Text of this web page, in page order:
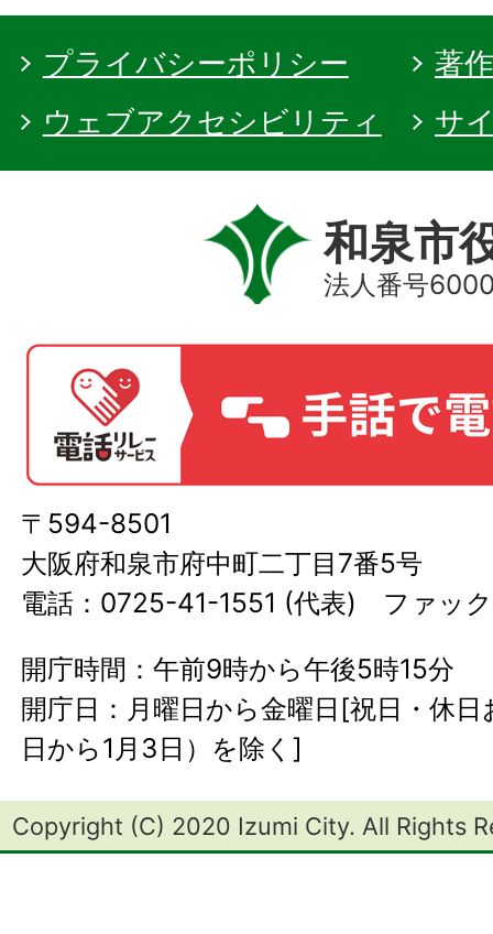
プライバシーポリシー
著
ウェブアクセシビリティ
サ
和泉市
法人番号
〒594-8501
大阪府和泉市府中町二丁目7番5号
電話：0725-41-1551 (代表) ファッ
開庁時間：午前9時から午後5時15分
開庁日：月曜日から金曜日[祝日・休
日から1月3日）を除く]
Copyright (C) 2020 Izumi City. All Rights